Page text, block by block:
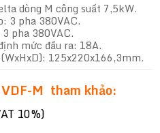
dòng M công suất 7,5kW.
3 pha 380VAC.
pha 380VAC.
mức đầu ra: 18A.
125x220x166,3mm.
M tham khảo:
10%)